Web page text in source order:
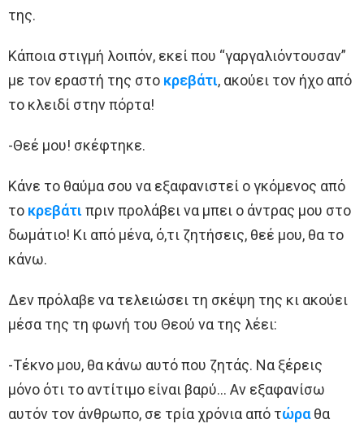
της.
Κάποια στιγμή λοιπόν, εκεί που “γαργαλιόντουσαν”
με τον εραστή της στο κρεβάτι, ακούει τον ήχο από
το κλειδί στην πόρτα!
-Θεέ μου! σκέφτηκε.
Κάνε το θαύμα σου να εξαφανιστεί ο γκόμενος από
το κρεβάτι πριν προλάβει να μπει ο άντρας μου στο
δωμάτιο! Κι από μένα, ό,τι ζητήσεις, θεέ μου, θα το
κάνω.
Δεν πρόλαβε να τελειώσει τη σκέψη της κι ακούει
μέσα της τη φωνή του Θεού να της λέει:
-Τέκνο μου, θα κάνω αυτό που ζητάς. Να ξέρεις
μόνο ότι το αντίτιμο είναι βαρύ… Αν εξαφανίσω
αυτόν τον άνθρωπο, σε τρία χρόνια από τώραθα